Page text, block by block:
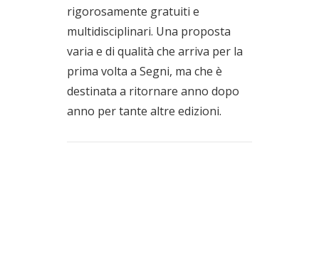
rigorosamente gratuiti e
multidisciplinari. Una proposta
varia e di qualità che arriva per la
prima volta a Segni, ma che è
destinata a ritornare anno dopo
anno per tante altre edizioni.